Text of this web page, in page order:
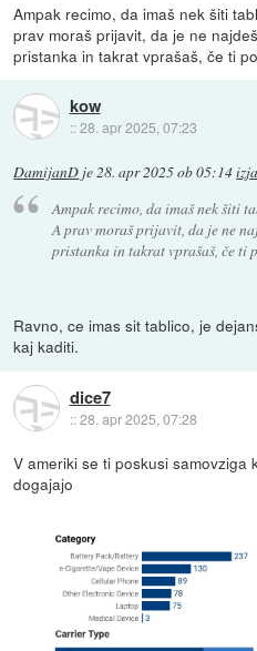
Ampak recimo, da imaš nek šiti
prav moraš prijavit, da je ne
pristanka in takrat vprašaš, če ti
kow
::28. apr 2025, 07:23
DamijanD je28. apr 2025 ob 05:14
Ampak recimo, da imaš nek šiti
A prav moraš prijavit, da je ne
pristanka in takrat vprašaš, če ti
Ravno, ce imas sit tablico, je
kaj kaditi.
dice7
::28. apr 2025, 07:28
V ameriki se ti poskusi samovziga
dogajajo